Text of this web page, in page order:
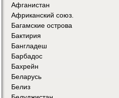
Афганистан
Африканский союз.
Багамские острова
Бактирия
Бангладеш
Барбадос
Бахрейн
Беларусь
Белиз